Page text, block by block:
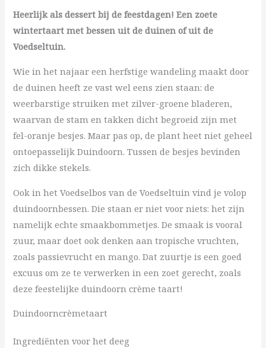
Heerlijk als dessert bij de feestdagen!Een zoete
wintertaart met bessen uit de duinen of uit de
Voedseltuin.
Wie in het najaar een herfstige wandeling maakt door
de duinen heeft ze vast wel eens zien staan: de
weerbarstige struiken met zilver-groene bladeren,
waarvan de stam en takken dicht begroeid zijn met
fel-oranje besjes. Maar pas op, de plant heet niet geheel
ontoepasselijk Duindoorn. Tussen de besjes bevinden
zich dikke stekels.
Ook in het Voedselbos van de Voedseltuin vind je volop
duindoornbessen. Die staan er niet voor niets: het zijn
namelijk echte smaakbommetjes. De smaak is vooral
zuur, maar doet ook denken aan tropische vruchten,
zoals passievrucht en mango. Dat zuurtje is een goed
excuus om ze te verwerken in een zoet gerecht, zoals
deze feestelijke duindoorn crème taart!
Duindoorncrèmetaart
Ingrediënten voor het deeg